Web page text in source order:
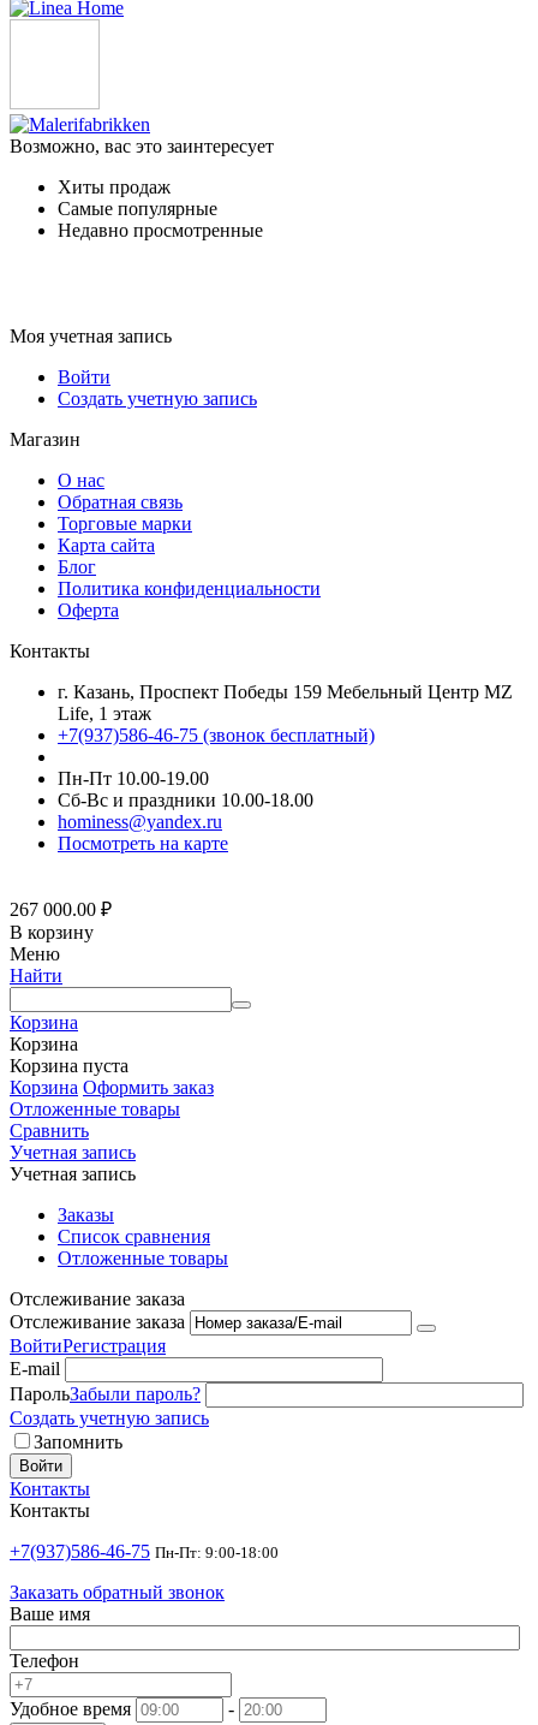
Возможно, вас это заинтересует
Хиты продаж
Самые популярные
Недавно просмотренные
Моя учетная запись
Войти
Создать учетную запись
Магазин
О нас
Обратная связь
Торговые марки
Карта сайта
Блог
Политика конфиденциальности
Оферта
Контакты
г. Казань, Проспект Победы 159 Мебельный Центр MZ
Life, 1 этаж
+7(937)586-46-75 (звонок бесплатный)
Пн-Пт 10.00-19.00
Сб-Вс и праздники 10.00-18.00
hominess@yandex.ru
Посмотреть на карте
267 000.00 ₽
В корзину
Меню
Найти
Корзина
Корзина
Корзина пуста
Корзина Оформить заказ
Отложенные товары
Сравнить
Учетная запись
Учетная запись
Заказы
Список сравнения
Отложенные товары
Отслеживание заказа
Отслеживание заказа
ВойтиРегистрация
E-mail
ПарольЗабыли пароль?
Создать учетную запись
Запомнить
Войти
Контакты
Контакты
+7(937)586-46-75 Пн-Пт: 9:00-18:00
Заказать обратный звонок
Ваше имя
Телефон
Удобное время -